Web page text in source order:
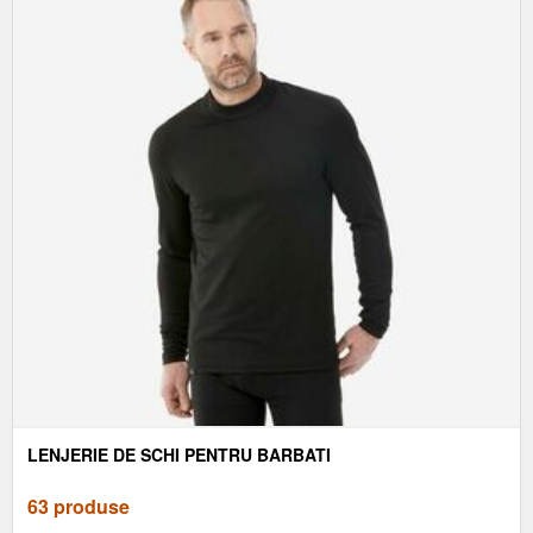
LENJERIE DE SCHI PENTRU BARBATI
63 produse